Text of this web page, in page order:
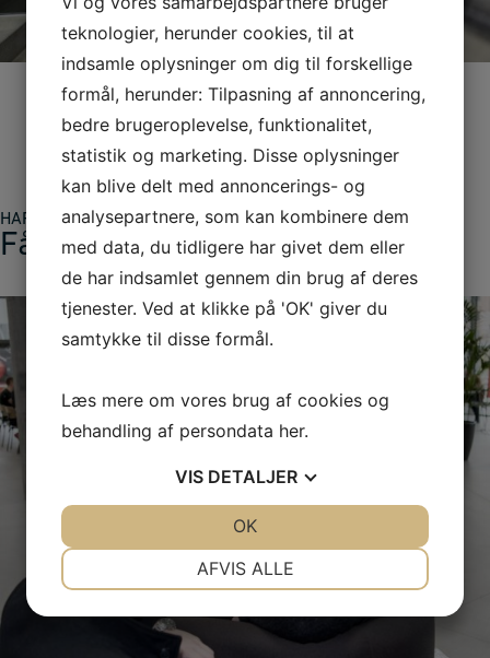
Det er anden gang i træk, at IBA gør sig fortjent til den
kommunale jobpris.
HAR VI VÆKKET DIN INTERESSE?
Få mere information
teknologier, herunder cookies, til at
indsamle oplysninger om dig til forskellige
formål, herunder: Tilpasning af annoncering,
bedre brugeroplevelse, funktionalitet,
statistik og marketing. Disse oplysninger
kan blive delt med annoncerings- og
analysepartnere, som kan kombinere dem
med data, du tidligere har givet dem eller
de har indsamlet gennem din brug af deres
tjenester. Ved at klikke på 'OK' giver du
samtykke til disse formål.
Læs mere om vores brug af cookies og
behandling af persondata her.
VIS DETALJER
MARKETING
AFVIS ALLE
OK